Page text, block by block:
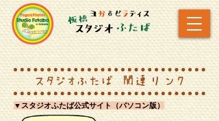
スタジオふたば 関連リンク
▼スタジオふたば公式サイト（パソコン版）